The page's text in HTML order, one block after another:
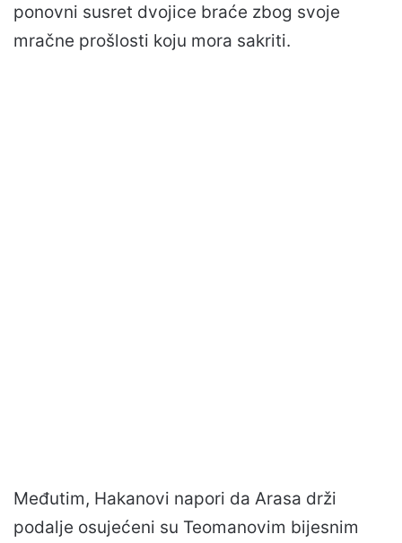
ponovni susret dvojice braće zbog svoje
mračne prošlosti koju mora sakriti.
Međutim, Hakanovi napori da Arasa drži
podalje osujećeni su Teomanovim bijesnim